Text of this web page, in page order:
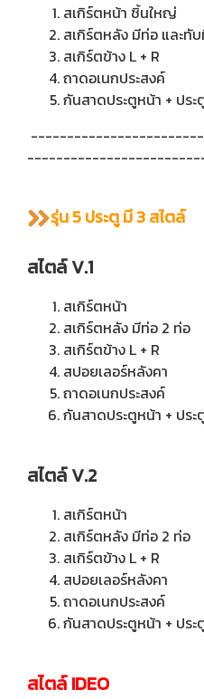
สเกิร์ตหน้า ชิ้นใหญ่
สเกิร์ตหลัง มีท่อ และทั
สเกิร์ตข้าง L + R
ถาดอเนกประสงค์
กันสาดประตูหน้า + ปร
รุ่น 5 ประตู มี 3 สไตล์
สไตล์ V.1
สเกิร์ตหน้า
สเกิร์ตหลัง มีท่อ 2 ท่อ
สเกิร์ตข้าง L + R
สปอยเลอร์หลังคา
ถาดอเนกประสงค์
กันสาดประตูหน้า + ปร
สไตล์ V.2
สเกิร์ตหน้า
สเกิร์ตหลัง มีท่อ 2 ท่อ
สเกิร์ตข้าง L + R
สปอยเลอร์หลังคา
ถาดอเนกประสงค์
กันสาดประตูหน้า + ปร
สไตล์ IDEO